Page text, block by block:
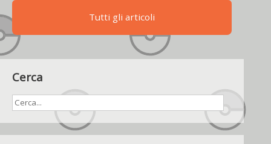
Tutti gli articoli
Cerca